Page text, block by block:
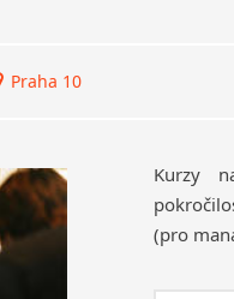
Praha 10
Kurzy